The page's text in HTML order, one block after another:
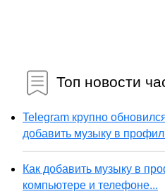
Топ новости
Telegram крупно
добавить музыку в
Как добавить музыку в
компьютере и телефоне...